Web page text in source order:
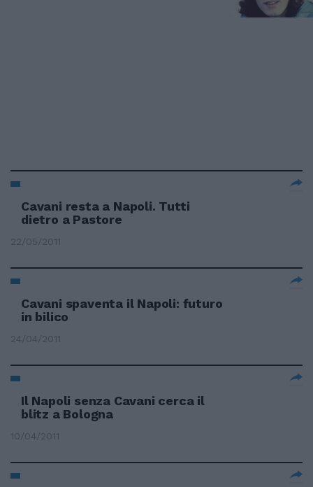
Cavani resta a Napoli. Tutti
dietro a Pastore
22/05/2011
Cavani spaventa il Napoli: futuro
in bilico
24/04/2011
Il Napoli senza Cavani cerca il
blitz a Bologna
10/04/2011